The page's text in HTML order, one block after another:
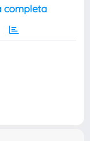
completa